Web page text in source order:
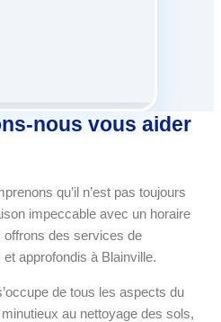
nous vous aider
qu’il n’est pas toujours
impeccable avec un horaire
offrons des services de
approfondis à Blainville.
de tous les aspects du
au nettoyage des sols,